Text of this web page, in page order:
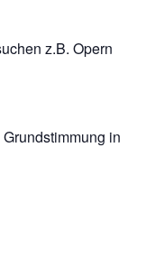
z.B. Opern
in